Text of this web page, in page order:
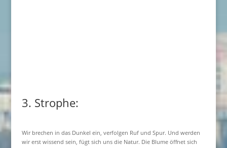
3. Strophe:
Wir brechen in das Dunkel ein, verfolgen Ruf und Spur. Und werden
wir erst wissend sein, fügt sich uns die Natur. Die Blume öffnet sich